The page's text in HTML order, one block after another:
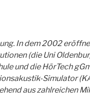
In dem 2002
(die Uni
und die HörTech
Simulator
aus zahlreichen